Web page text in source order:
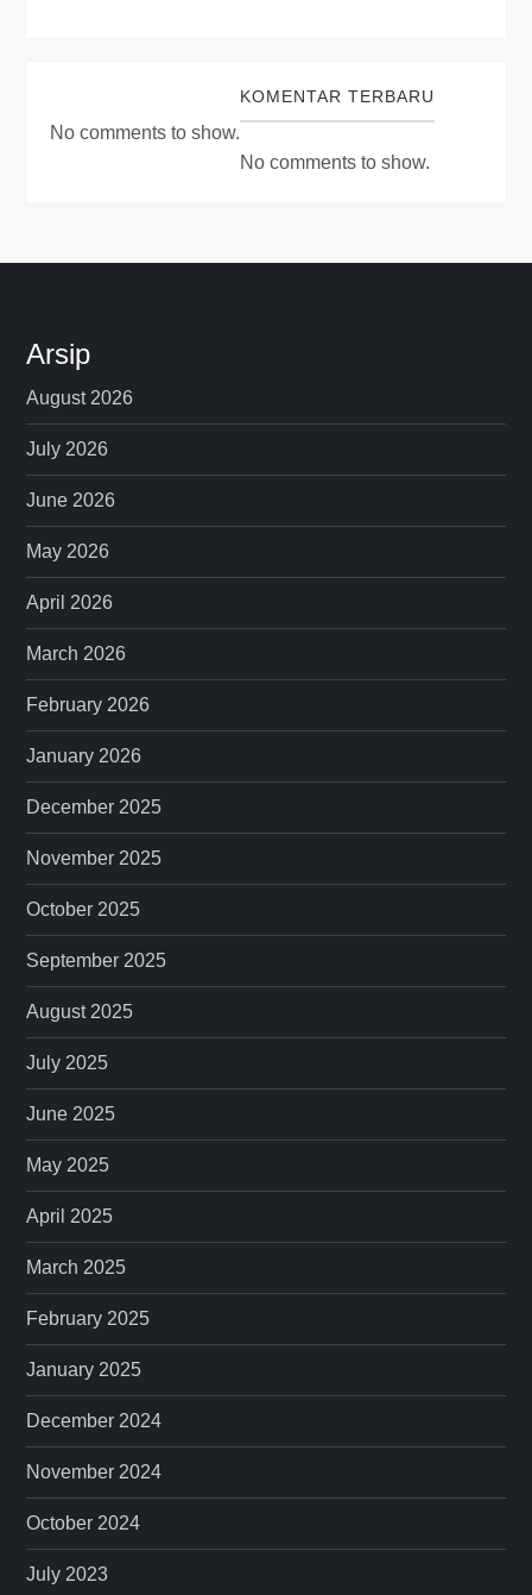
No comments to show.
KOMENTAR TERBARU
No comments to show.
Arsip
August 2026
July 2026
June 2026
May 2026
April 2026
March 2026
February 2026
January 2026
December 2025
November 2025
October 2025
September 2025
August 2025
July 2025
June 2025
May 2025
April 2025
March 2025
February 2025
January 2025
December 2024
November 2024
October 2024
July 2023